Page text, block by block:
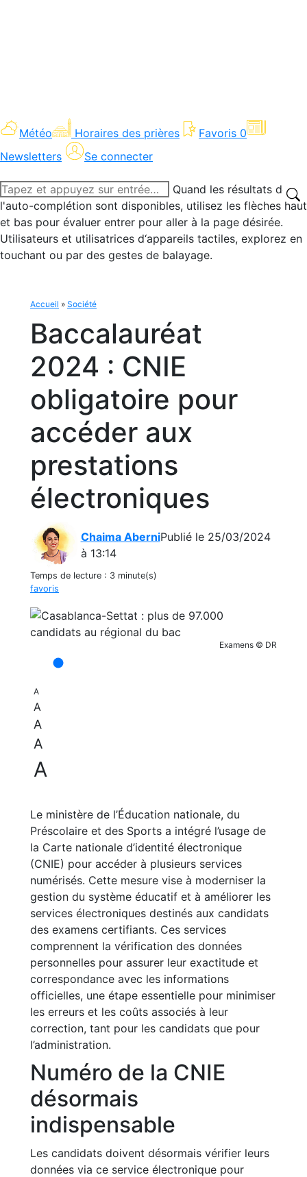
Météo Horaires des prières Favoris 0
Newsletters
Se connecter
Recherche
:
Quand les résultats de
l'auto-complétion sont disponibles, utilisez les flèches haut
et bas pour évaluer entrer pour aller à la page désirée.
Utilisateurs et utilisatrices d‘appareils tactiles, explorez en
touchant ou par des gestes de balayage.
Accueil » Société
Baccalauréat
2024 : CNIE
obligatoire pour
accéder aux
prestations
électroniques
Chaima AberniPublié le 25/03/2024
à 13:14
Temps de lecture : 3 minute(s)
favoris
Examens © DR
A
A
A
A
A
Le ministère de l’Éducation nationale, du
Préscolaire et des Sports a intégré l’usage de
la Carte nationale d’identité électronique
(CNIE) pour accéder à plusieurs services
numérisés. Cette mesure vise à moderniser la
gestion du système éducatif et à améliorer les
services électroniques destinés aux candidats
des examens certifiants. Ces services
comprennent la vérification des données
personnelles pour assurer leur exactitude et
correspondance avec les informations
officielles, une étape essentielle pour minimiser
les erreurs et les coûts associés à leur
correction, tant pour les candidats que pour
l’administration.
Numéro de la CNIE
désormais
indispensable
Les candidats doivent désormais vérifier leurs
données via ce service électronique pour